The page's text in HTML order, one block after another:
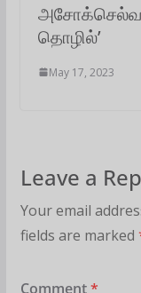
அசோக்செல்வன்
தொழில்’
May 17, 2023
Leave a
Your email
fields are marked
Comment*